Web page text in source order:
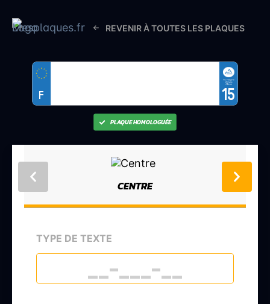
REVENIR À TOUTES LES PLAQUES
F 15
PLAQUE HOMOLOGUÉE
CENTRE
TYPE DE TEXTE